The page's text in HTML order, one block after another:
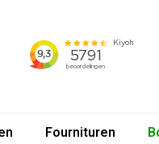
Fournituren